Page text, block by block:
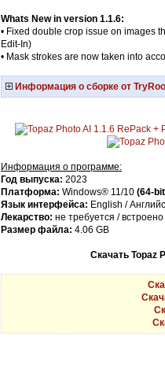
Whats New in version 1.1.6:
• Fixed double crop issue on images
Edit-In)
• Mask strokes are now taken into
Информация о сборке от
Информация о программе:
Год выпуска: 2023
Платформа: Windows® 11/10 (64-
Язык интерфейса: English /
Лекарство: не требуется /
Размер файла: 4.06 GB
Скачать Topaz